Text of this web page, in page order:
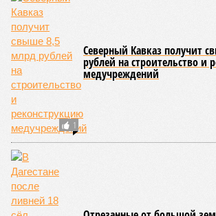
В масштабах всей страны картина также
тревожно: за первое полугодие общее
несовершеннолетних преступников
сравнению с аналогичным периодом
человек и достигло отметки в 11,4 тысячи.
В Чукотском автономном округе число
нарушителей закона выросло с одного до
Чеченской Республике, где годом ранее
вовсе, теперь зафиксировано восемь
Пензенской области показатель и вовсе
87 человек.
Наибольший абсолютный прирост
преступности зафиксирован в трёх